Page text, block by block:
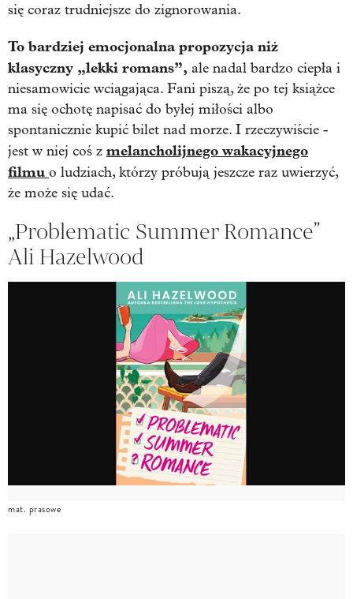
się coraz trudniejsze do zignorowania.
To bardziej emocjonalna propozycja niż
klasyczny „lekki romans”, ale nadal bardzo ciepła i
niesamowicie wciągająca. Fani piszą, że po tej książce
ma się ochotę napisać do byłej miłości albo
spontanicznie kupić bilet nad morze. I rzeczywiście -
jest w niej coś z melancholijnego wakacyjnego
filmu o ludziach, którzy próbują jeszcze raz uwierzyć,
że może się udać.
„Problematic Summer Romance”
Ali Hazelwood
mat. prasowe